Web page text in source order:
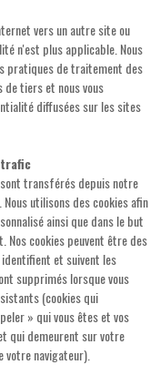
vers un autre site ou
n'est plus applicable. Nous
pratiques de traitement des
de tiers et nous vous
diffusées sur les sites
transférés depuis notre
utilisons des cookies afin
ainsi que dans le but
cookies peuvent être des
et suivent les
supprimés lorsque vous
(cookies qui
» qui vous êtes et vos
qui demeurent sur votre
navigateur).